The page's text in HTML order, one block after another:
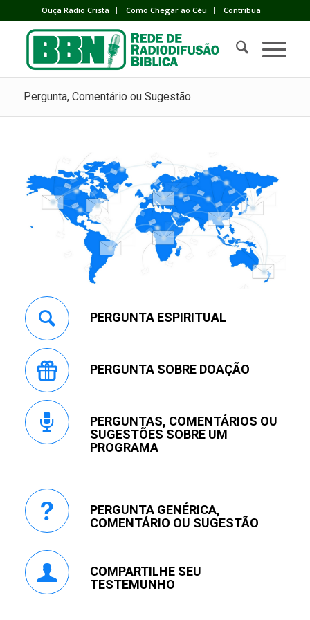
Ouça Rádio Cristã Como Chegar ao Céu Contribua
Pergunta, Comentário ou Sugestão
PERGUNTA ESPIRITUAL
PERGUNTA SOBRE DOAÇÃO
PERGUNTAS, COMENTÁRIOS OU
SUGESTÕES SOBRE UM
PROGRAMA
PERGUNTA GENÉRICA,
COMENTÁRIO OU SUGESTÃO
COMPARTILHE SEU
TESTEMUNHO